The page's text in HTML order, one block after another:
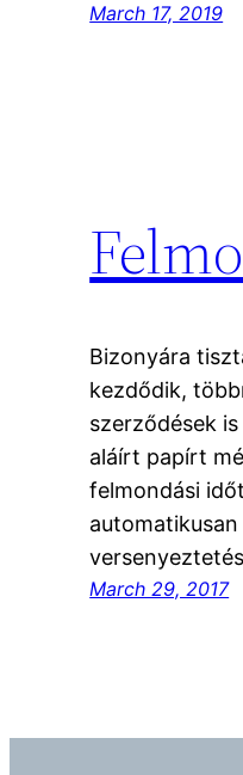
March 17, 2019
Bizonyára
kezdődik,
szerződések
aláírt papírt
felmondási
March 29, 2017